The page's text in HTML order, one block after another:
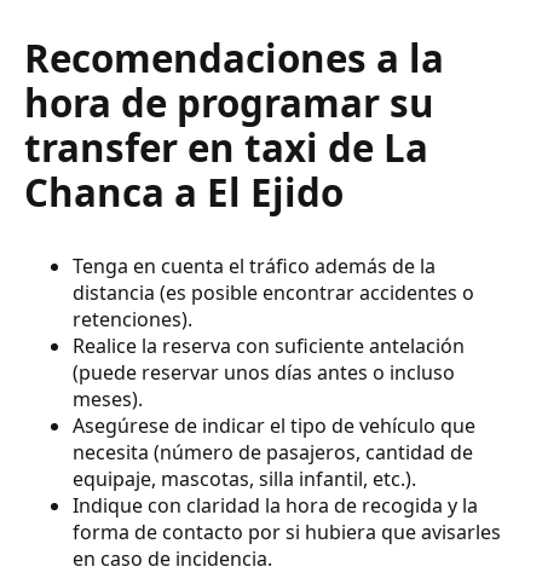
Recomendaciones a la
hora de programar su
transfer en taxi de La
Chanca a El Ejido
Tenga en cuenta el tráfico además de la
distancia (es posible encontrar accidentes o
retenciones).
Realice la reserva con suficiente antelación
(puede reservar unos días antes o incluso
meses).
Asegúrese de indicar el tipo de vehículo que
necesita (número de pasajeros, cantidad de
equipaje, mascotas, silla infantil, etc.).
Indique con claridad la hora de recogida y la
forma de contacto por si hubiera que avisarles
en caso de incidencia.